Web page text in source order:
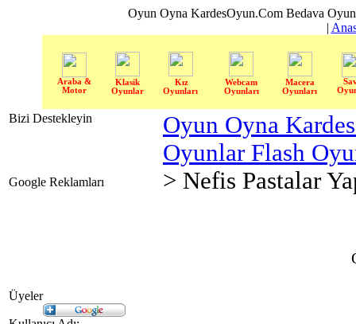
Oyun Oyna KardesOyun.Com Bedava
|
Araba &
Motor
Klasik
Oyunlar
Kız
Oyunları
Webcam
Oyunları
Macera
Oyunları
Bizi Destekleyin
Google Reklamları
Üyeler
Oyun Oyna
Oyunlar Flash
> Nefis Pastalar